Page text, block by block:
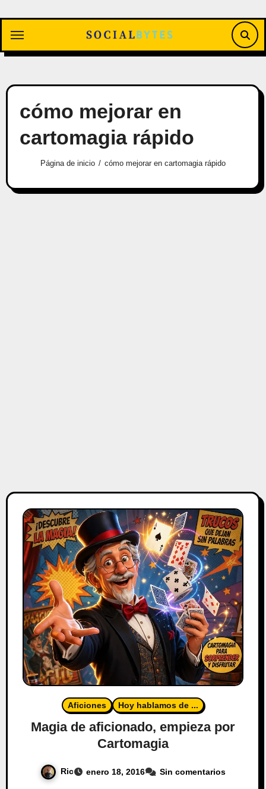
contenido
cómo mejorar en
cartomagia rápido
Página de inicio cómo mejorar en cartomagia rápido
Aficiones Hoy hablamos de ...
Magia de aficionado, empieza por
Cartomagia
Ric enero 18, 2016 Sin comentarios